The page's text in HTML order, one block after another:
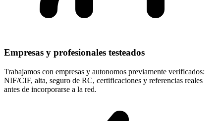
Empresas y profesionales testeados
Trabajamos con empresas y autonomos previamente verificados:
NIF/CIF, alta, seguro de RC, certificaciones y referencias reales
antes de incorporarse a la red.